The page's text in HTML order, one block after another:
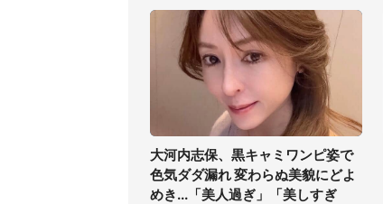
大河内志保、黒キャミワンピ姿で
色気ダダ漏れ 変わらぬ美貌にどよ
めき...「美人過ぎ」「美しすぎ